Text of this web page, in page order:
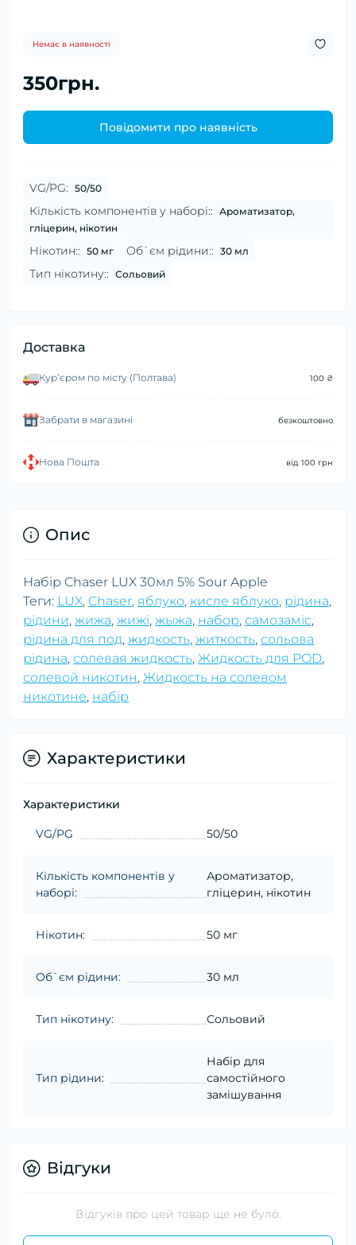
Немає в наявності
350грн.
Повідомити про наявність
VG/PG: 50/50
Кількість компонентів у наборі:: Ароматизатор,
гліцерин, нікотин
Нікотин:: 50 мг Об`єм рідини:: 30 мл
Тип нікотину:: Сольовий
Доставка
Курʼєром по місту (Полтава) 100 ₴
Забрати в магазині безкоштовно
Нова Пошта від 100 грн
Опис
Набір Chaser LUX 30мл 5% Sour Apple
Теги: LUX, Chaser, яблуко, кисле яблуко, рідина,
рідини, жижа, жижі, жыжа, набор, самозаміс,
рідина для под, жидкость, житкость, сольова
рідина, солевая жидкость, Жидкость для POD,
солевой никотин, Жидкость на солевом
никотине, набір
Характеристики
Характеристики
VG/PG 50/50
Кількість компонентів у
наборі:
Ароматизатор,
гліцерин, нікотин
Нікотин: 50 мг
Об`єм рідини: 30 мл
Тип нікотину: Сольовий
Тип рідини:
Набір для
самостійного
замішування
Відгуки
Відгуків про цей товар ще не було.